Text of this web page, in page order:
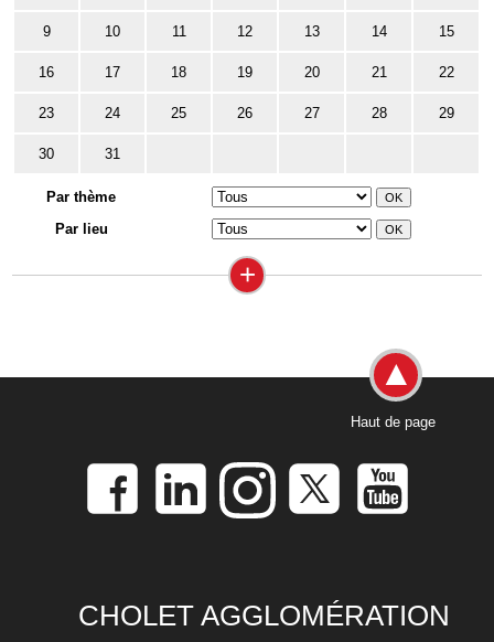
9 10 11 12 13 14 15
16 17 18 19 20 21 22
23 24 25 26 27 28 29
30 31
Par thème
Par lieu
+
Haut de page
CHOLET AGGLOMÉRATION